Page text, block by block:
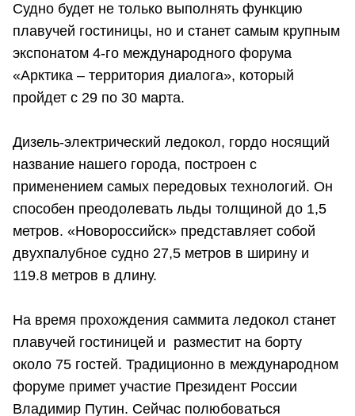
Судно будет не только выполнять функцию
плавучей гостиницы, но и станет самым крупным
экспонатом 4-го международного форума
«Арктика – территория диалога», который
пройдет с 29 по 30 марта.
Дизель-электрический ледокол, гордо носящий
название нашего города, построен с
применением самых передовых технологий. Он
способен преодолевать льды толщиной до 1,5
метров. «Новороссийск» представляет собой
двухпалубное судно 27,5 метров в ширину и
119.8 метров в длину.
На время прохождения саммита ледокол станет
плавучей гостиницей и разместит на борту
около 75 гостей. Традиционно в международном
форуме примет участие Президент России
Владимир Путин. Сейчас полюбоваться